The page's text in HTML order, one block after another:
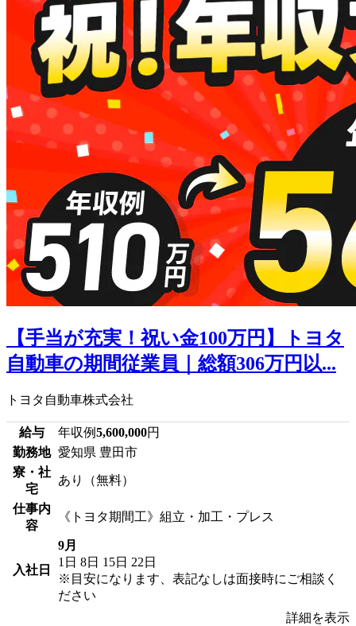
【手当が充実！祝い金100万円】トヨタ
自動車の期間従業員｜総額306万円以...
トヨタ自動車株式会社
給与 年収例5,600,000円
勤務地 愛知県 豊田市
寮・社
宅
あり（無料）
仕事内
容
《トヨタ期間工》組立・加工・プレス
入社日
9月
1日 8日 15日 22日
※目安になります、表記なしは面接時にご相談く
ださい
詳細を表示